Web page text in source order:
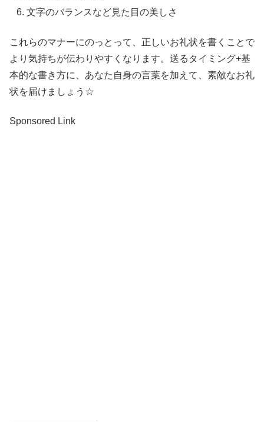
文字のバランスなど見た目の美しさ
これらのマナーにのっとって、正しいお礼状を書くことで
より気持ちが伝わりやすくなります。送るタイミング+基
本的な書き方に、あなた自身の言葉を加えて、素敵なお礼
状を届けましょう☆
Sponsored Link